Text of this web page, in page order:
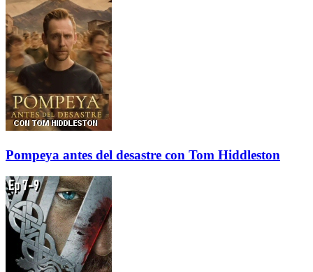
Pompeya antes del desastre con Tom Hiddleston